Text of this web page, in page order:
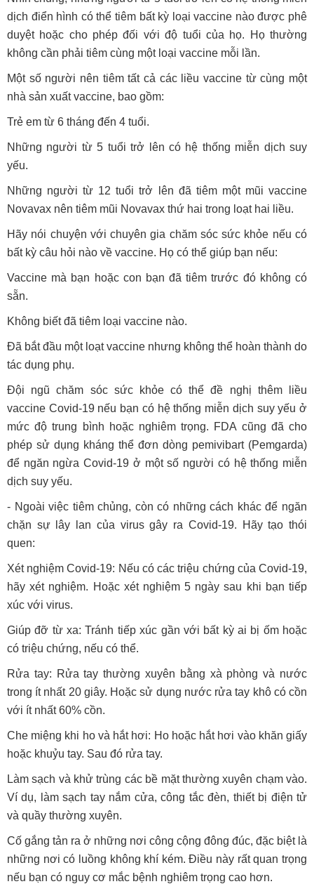
dịch điển hình có thể tiêm bất kỳ loại vaccine nào được phê
duyệt hoặc cho phép đối với độ tuổi của họ. Họ thường
không cần phải tiêm cùng một loại vaccine mỗi lần.
Một số người nên tiêm tất cả các liều vaccine từ cùng một
nhà sản xuất vaccine, bao gồm:
Trẻ em từ 6 tháng đến 4 tuổi.
Những người từ 5 tuổi trở lên có hệ thống miễn dịch suy
yếu.
Những người từ 12 tuổi trở lên đã tiêm một mũi vaccine
Novavax nên tiêm mũi Novavax thứ hai trong loạt hai liều.
Hãy nói chuyện với chuyên gia chăm sóc sức khỏe nếu có
bất kỳ câu hỏi nào về vaccine. Họ có thể giúp bạn nếu:
Vaccine mà bạn hoặc con bạn đã tiêm trước đó không có
sẵn.
Không biết đã tiêm loại vaccine nào.
Đã bắt đầu một loạt vaccine nhưng không thể hoàn thành do
tác dụng phụ.
Đội ngũ chăm sóc sức khỏe có thể đề nghị thêm liều
vaccine Covid-19 nếu bạn có hệ thống miễn dịch suy yếu ở
mức độ trung bình hoặc nghiêm trọng. FDA cũng đã cho
phép sử dụng kháng thể đơn dòng pemivibart (Pemgarda)
để ngăn ngừa Covid-19 ở một số người có hệ thống miễn
dịch suy yếu.
- Ngoài việc tiêm chủng, còn có những cách khác để ngăn
chặn sự lây lan của virus gây ra Covid-19. Hãy tạo thói
quen:
Xét nghiệm Covid-19: Nếu có các triệu chứng của Covid-19,
hãy xét nghiệm. Hoặc xét nghiệm 5 ngày sau khi bạn tiếp
xúc với virus.
Giúp đỡ từ xa: Tránh tiếp xúc gần với bất kỳ ai bị ốm hoặc
có triệu chứng, nếu có thể.
Rửa tay: Rửa tay thường xuyên bằng xà phòng và nước
trong ít nhất 20 giây. Hoặc sử dụng nước rửa tay khô có cồn
với ít nhất 60% cồn.
Che miệng khi ho và hắt hơi: Ho hoặc hắt hơi vào khăn giấy
hoặc khuỷu tay. Sau đó rửa tay.
Làm sạch và khử trùng các bề mặt thường xuyên chạm vào.
Ví dụ, làm sạch tay nắm cửa, công tắc đèn, thiết bị điện tử
và quầy thường xuyên.
Cố gắng tản ra ở những nơi công cộng đông đúc, đặc biệt là
những nơi có luồng không khí kém. Điều này rất quan trọng
nếu bạn có nguy cơ mắc bệnh nghiêm trọng cao hơn.